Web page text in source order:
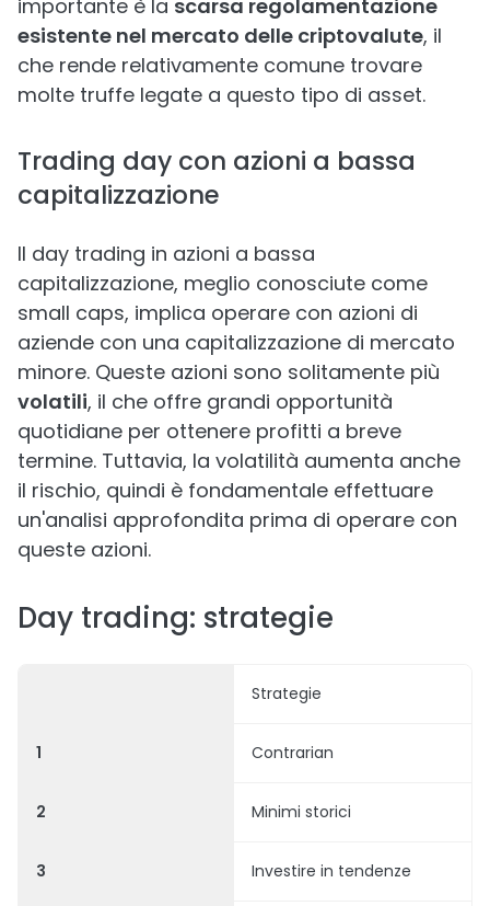
importante è la scarsa regolamentazione
esistente nel mercato delle criptovalute, il
che rende relativamente comune trovare
molte truffe legate a questo tipo di asset.
Trading day con azioni a bassa
capitalizzazione
Il day trading in azioni a bassa
capitalizzazione, meglio conosciute come
small caps, implica operare con azioni di
aziende con una capitalizzazione di mercato
minore. Queste azioni sono solitamente più
volatili, il che offre grandi opportunità
quotidiane per ottenere profitti a breve
termine. Tuttavia, la volatilità aumenta anche
il rischio, quindi è fondamentale effettuare
un'analisi approfondita prima di operare con
queste azioni.
Day trading: strategie
Strategie
1 Contrarian
2 Minimi storici
3 Investire in tendenze